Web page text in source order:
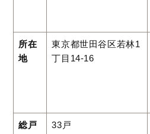
所在
地
東京都世田谷区若林1
丁目14-16
総戸
33戸